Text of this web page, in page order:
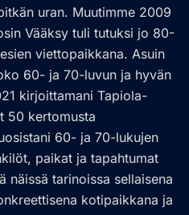
uran. Muutimme 2009
Vääksy tuli tutuksi jo 80-
viettopaikkana. Asuin
60- ja 70-luvun ja hyvän
kirjoittamani Tapiola-
50 kertomusta
60- ja 70-lukujen
paikat ja tapahtumat
näissä tarinoissa sellaisena
kotipaikkana ja